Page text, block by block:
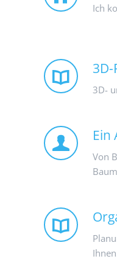
Ich
3D-
3D-
Ein
Von